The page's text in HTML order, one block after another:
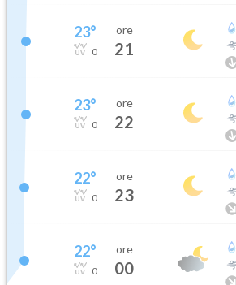
23°
0
ore
21
23°
0
ore
22
22°
0
ore
23
22°
0
ore
00